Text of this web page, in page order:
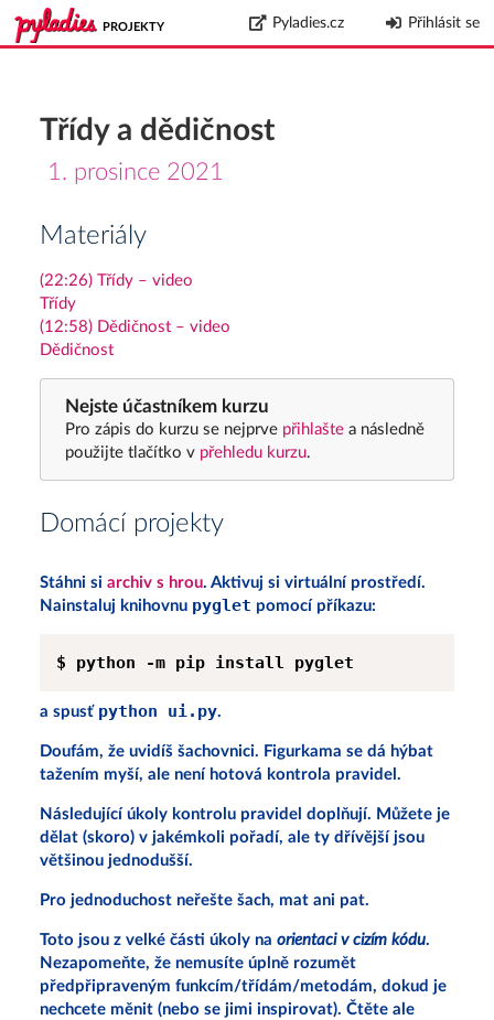
PROJEKTY Pyladies.cz Přihlásit se
Třídy a dědičnost
1. prosince 2021
Materiály
(22:26) Třídy – video
Třídy
(12:58) Dědičnost – video
Dědičnost
Nejste účastníkem kurzu
Pro zápis do kurzu se nejprvepřihlašte a následně
použijte tlačítko vpřehledu kurzu.
Domácí projekty
Stáhni si archiv s hrou. Aktivuj si virtuální prostředí.
Nainstaluj knihovnu pyglet pomocí příkazu:
a spusť python ui.py.
Doufám, že uvidíš šachovnici. Figurkama se dá hýbat
tažením myší, ale není hotová kontrola pravidel.
Následující úkoly kontrolu pravidel doplňují. Můžete je
dělat (skoro) v jakémkoli pořadí, ale ty dřívější jsou
většinou jednodušší.
Pro jednoduchost neřešte šach, mat ani pat.
Toto jsou z velké části úkoly na orientaci v cizím kódu.
Nezapomeňte, že nemusíte úplně rozumět
předpřipraveným funkcím/třídám/metodám, dokud je
nechcete měnit (nebo se jimi inspirovat). Čtěte ale